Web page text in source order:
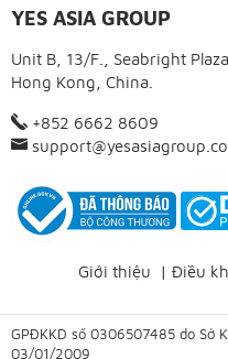
YES ASIA GROUP
Unit B, 13/F., Seabright
Hong Kong, China.
+852 6662 8609
Giới thiệu | Điều
GPĐKKD số 0306507485 do Sở
03/01/2009